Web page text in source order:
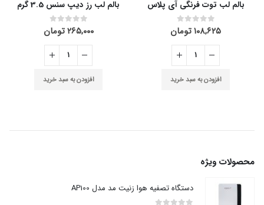
بالم لب توت فرنگی آی پلاس
0
out of 5
۱۰۸,۶۲۵تومان
افزودن به سبد خرید
بالم لب رز دیپ سنس 3.5 گرم
۲۶۵,۰۰۰تومان
افزودن به سبد خرید
محصولات ویژه
دستگاه تصفیه هوا زنیت مد مدل AP100